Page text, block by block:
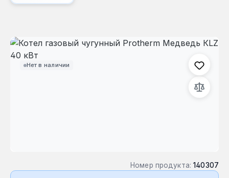
Нет в наличии
Пропустить галерею изображений
Номер продукта: 140307